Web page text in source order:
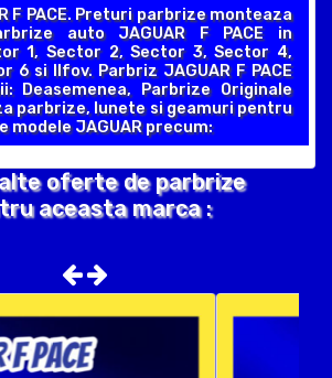
F PACE. Preturi parbrize monteaza
auto JAGUAR F PACE in
1, Sector 2, Sector 3, Sector 4,
6 si Ilfov. Parbriz JAGUAR F PACE
Deasemenea, Parbrize Originale
parbrize, lunete si geamuri pentru
modele JAGUAR precum:
oferte de parbrize
aceasta marca :